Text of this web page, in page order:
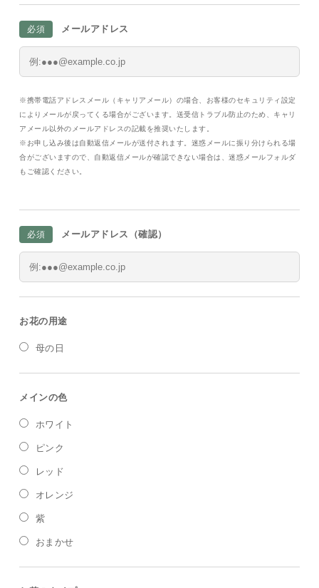
必須 メールアドレス
※携帯電話アドレスメール（キャリアメール）の場合、お客様のセキュリティ設定
によりメールが戻ってくる場合がございます。送受信トラブル防止のため、キャリ
アメール以外のメールアドレスの記載を推奨いたします。​
※お申し込み後は自動返信メールが送付されます。迷惑メールに振り分けられる場
合がございますので、自動返信メールが確認できない場合は、迷惑メールフォルダ
もご確認ください。​​​
必須 メールアドレス（確認）
お花の用途
母の日
メインの色
ホワイト
ピンク
レッド
オレンジ
紫
おまかせ